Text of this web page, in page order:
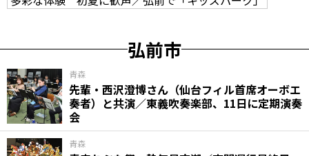
弘前市
青森
先輩・西沢澄博さん（仙台フィル首席オーボエ
奏者）と共演／東義吹奏楽部、11日に定期演奏
会
青森